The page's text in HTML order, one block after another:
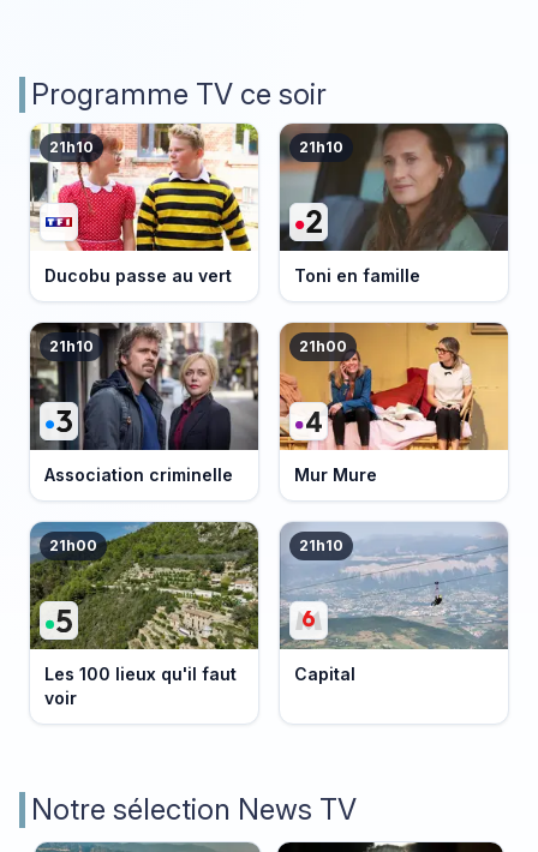
Programme TV ce soir
21h10
Ducobu passe au vert
21h10
Toni en famille
21h10
Association criminelle
21h00
Mur Mure
21h00
Les 100 lieux qu'il faut
voir
21h10
Capital
Notre sélection News TV